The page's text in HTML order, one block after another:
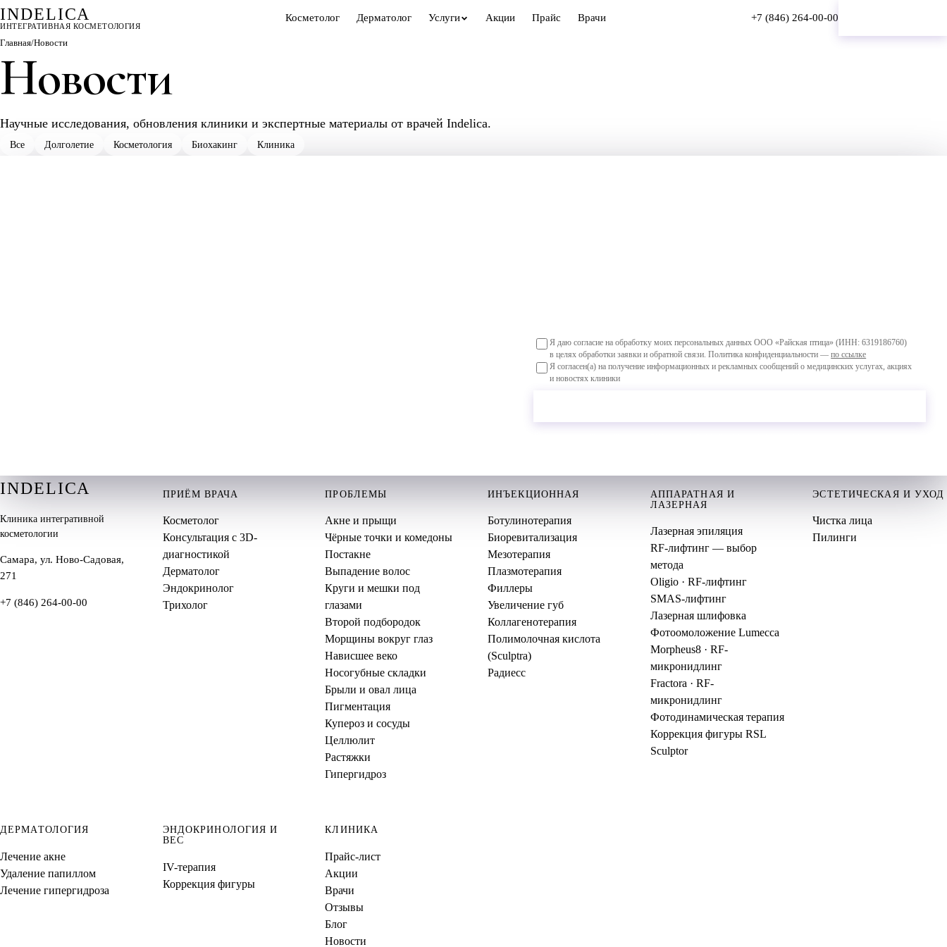
INDELICA
ИНТЕГРАТИВНАЯ КОСМЕТОЛОГИЯ
Косметолог Дерматолог Услуги Акции Прайс Врачи +7 (846) 264-00-00
Главная/Новости
Новости
Научные исследования, обновления клиники и экспертные материалы от врачей Indelica.
Все Долголетие Косметология Биохакинг Клиника
Я даю согласие на обработку моих персональных данных ООО «Райская птица» (ИНН: 6319186760)
в целях обработки заявки и обратной связи. Политика конфиденциальности —по ссылке
Я согласен(а) на получение информационных и рекламных сообщений о медицинских услугах, акциях
и новостях клиники
INDELICA
Клиника интегративной
косметологии
Самара, ул. Ново-Садовая,
271
+7 (846) 264-00-00
ПРИЁМ ВРАЧА
Косметолог
Консультация с 3D-
диагностикой
Дерматолог
Эндокринолог
Трихолог
ПРОБЛЕМЫ
Акне и прыщи
Чёрные точки и комедоны
Постакне
Выпадение волос
Круги и мешки под
глазами
Второй подбородок
Морщины вокруг глаз
Нависшее веко
Носогубные складки
Брыли и овал лица
Пигментация
Купероз и сосуды
Целлюлит
Растяжки
Гипергидроз
ИНЪЕКЦИОННАЯ
Ботулинотерапия
Биоревитализация
Мезотерапия
Плазмотерапия
Филлеры
Увеличение губ
Коллагенотерапия
Полимолочная кислота
(Sculptra)
Радиесс
АППАРАТНАЯ И
ЛАЗЕРНАЯ
Лазерная эпиляция
RF-лифтинг — выбор
метода
Oligio · RF-лифтинг
SMAS-лифтинг
Лазерная шлифовка
Фотоомоложение Lumecca
Morpheus8 · RF-
микронидлинг
Fractora · RF-
микронидлинг
Фотодинамическая терапия
Коррекция фигуры RSL
Sculptor
ЭСТЕТИЧЕСКАЯ И УХОД
Чистка лица
Пилинги
ДЕРМАТОЛОГИЯ
Лечение акне
Удаление папиллом
Лечение гипергидроза
ЭНДОКРИНОЛОГИЯ И
ВЕС
IV-терапия
Коррекция фигуры
КЛИНИКА
Прайс-лист
Акции
Врачи
Отзывы
Блог
Новости